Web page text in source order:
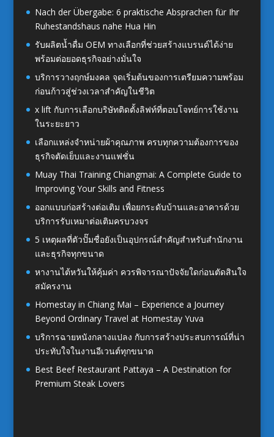
Nach der Übergabe: 6 praktische Absprachen für Ihr
Ruhestandshaus nahe Hua Hin
รับผลิตน้ำดื่ม OEM ทางเลือกที่ช่วยสร้างแบรนด์ได้ง่าย
พร้อมต่อยอดธุรกิจอย่างมั่นใจ
บริการวางฤกษ์มงคล จุดเริ่มต้นของการเตรียมความพร้อม
ก่อนก้าวสู่ช่วงเวลาสำคัญในชีวิต
x lift กับการเลือกบริษัทติดตั้งลิฟท์ที่ตอบโจทย์การใช้งาน
ในระยะยาว
เลือกแหล่งจำหน่ายผ้าคุณภาพ ครบทุกความต้องการของ
ธุรกิจตัดเย็บและงานแฟชั่น
Muay Thai Training Chiangmai: A Complete Guide to
Improving Your Skills and Fitness
ออกแบบก่อสร้างต่อเติม เพื่อยกระดับบ้านและอาคารด้วย
บริการรับเหมาต่อเติมครบวงจร
5 เหตุผลที่ตัวปั๊มชื่อยังเป็นอุปกรณ์สำคัญสำหรับสำนักงาน
และธุรกิจทุกขนาด
หางานไต้หวันให้คุ้มค่า ควรพิจารณาปัจจัยใดก่อนตัดสินใจ
สมัครงาน
Homestay in Chiang Mai – Experience a Journey
Beyond Ordinary Travel at Homestay Yuva
บริการฉายหนังกลางแปลง กับการสร้างประสบการณ์ที่น่า
ประทับใจในงานอีเวนต์ทุกขนาด
Best Beef Restaurant Pattaya – A Destination for
Premium Steak Lovers